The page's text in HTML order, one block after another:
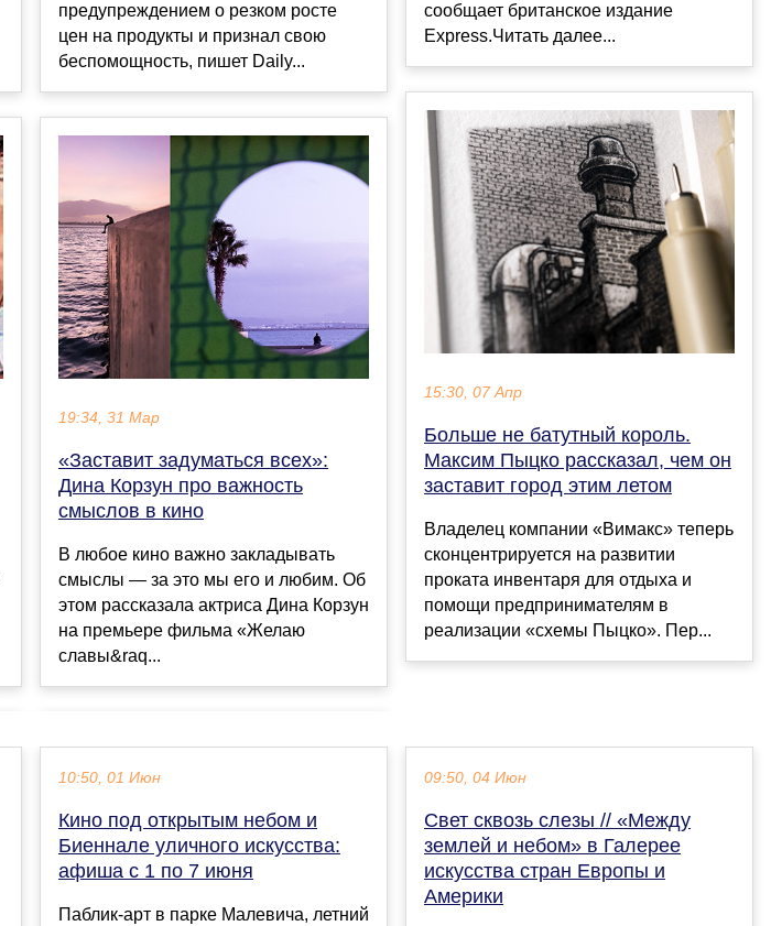
предупреждением о резком росте
цен на продукты и признал свою
беспомощность, пишет Daily...
19:34, 31 Мар
«Заставит задуматься всех»:
Дина Корзун про важность
смыслов в кино
В любое кино важно закладывать
смыслы — за это мы его и любим. Об
этом рассказала актриса Дина Корзун
на премьере фильма «Желаю
славы&raq...
сообщает британское издание
Express.Читать далее...
15:30, 07 Апр
Больше не батутный король.
Максим Пыцко рассказал, чем он
заставит город этим летом
Владелец компании «Вимакс» теперь
сконцентрируется на развитии
проката инвентаря для отдыха и
помощи предпринимателям в
реализации «схемы Пыцко». Пер...
10:50, 01 Июн
Кино под открытым небом и
Биеннале уличного искусства:
афиша с 1 по 7 июня
Паблик-арт в парке Малевича, летний
09:50, 04 Июн
Свет сквозь слезы // «Между
землей и небом» в Галерее
искусства стран Европы и
Америки